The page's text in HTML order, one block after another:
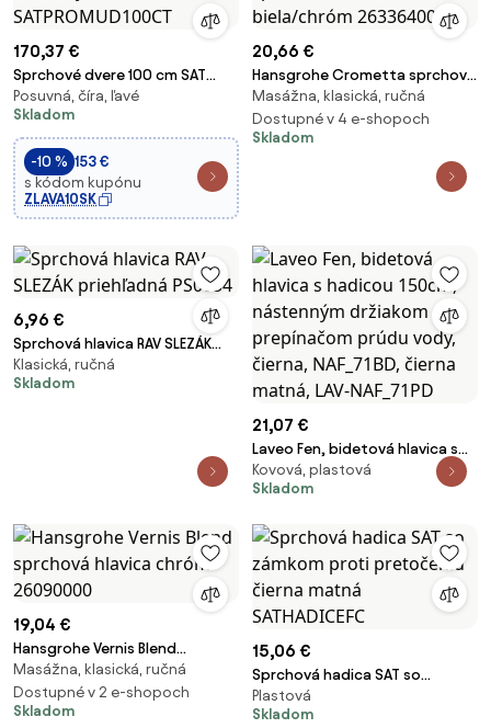
170,37 €
Sprchové dvere 100 cm SAT
Project SATPROMUD100CT
Posuvná, číra, ľavé
Skladom
-10 % 153 €
s kódom kupónu
ZLAVA10SK
20,66 €
Hansgrohe Crometta sprchová
hlavica biela/chróm 26336400
Masážna, klasická, ručná
Dostupné v 4 e-shopoch
Skladom
6,96 €
Sprchová hlavica RAV SLEZÁK
priehľadná PS0054
Klasická, ručná
Skladom
21,07 €
Laveo Fen, bidetová hlavica s
hadicou 150cm, nástenným
držiakom a prepínačom prúdu
matná, LAV-NAF_71PD
Kovová, plastová
Skladom
19,04 €
Hansgrohe Vernis Blend
sprchová hlavica chróm
26090000
Masážna, klasická, ručná
Dostupné v 2 e-shopoch
Skladom
15,06 €
Sprchová hadica SAT so
zámkom proti pretočeniu
čierna matná SATHADICEFC
Plastová
Skladom